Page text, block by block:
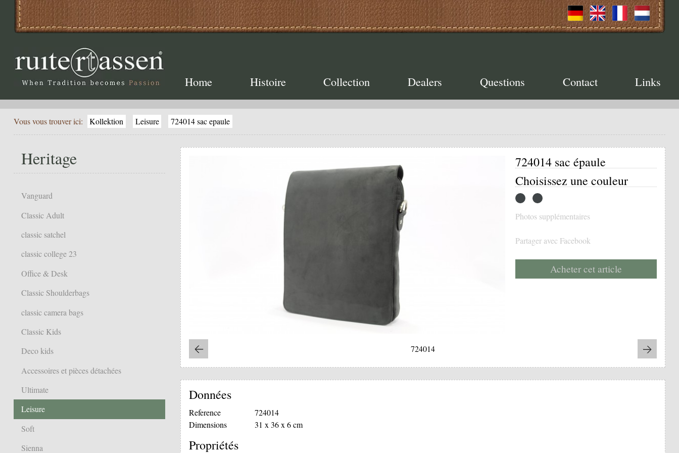
Home Histoire Collection Dealers Questions Contact Links
Vous vous trouver ici: Kollektion Leisure 724014 sac epaule
Heritage
Vanguard
Classic Adult
classic satchel
classic college 23
Office & Desk
Classic Shoulderbags
classic camera bags
Classic Kids
Deco kids
Accessoires et pièces détachées
Ultimate
Leisure
Soft
Sienna
724014 sac épaule
Choisissez une couleur
Photos supplémentaires
Partager avec Facebook
Acheter cet article
724014
Données
Reference
724014
Dimensions
31 x 36 x 6 cm
Propriétés